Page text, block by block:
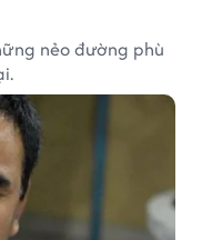
nẻo đường phù